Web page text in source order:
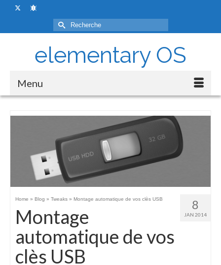
Rechercher :
elementary OS
Menu
8
JAN 2014
Home » Blog » Tweaks » Montage automatique de vos clès USB
Montage
automatique de vos
clès USB